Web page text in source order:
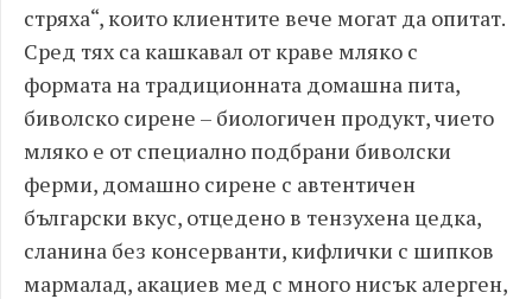
стряха“, които клиентите вече могат да опитат.
Сред тях са кашкавал от краве мляко с
формата на традиционната домашна пита,
биволско сирене – биологичен продукт, чието
мляко е от специално подбрани биволски
ферми, домашно сирене с автентичен
български вкус, отцедено в тензухена цедка,
сланина без консерванти, кифлички с шипков
мармалад, акациев мед с много нисък алерген,